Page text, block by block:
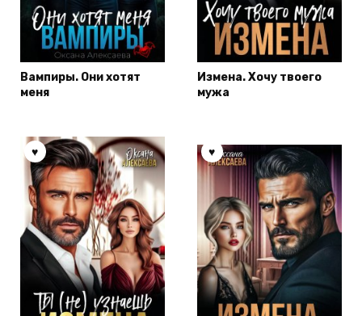
Вампиры. Они хотят
меня
Измена. Хочу твоего
мужа